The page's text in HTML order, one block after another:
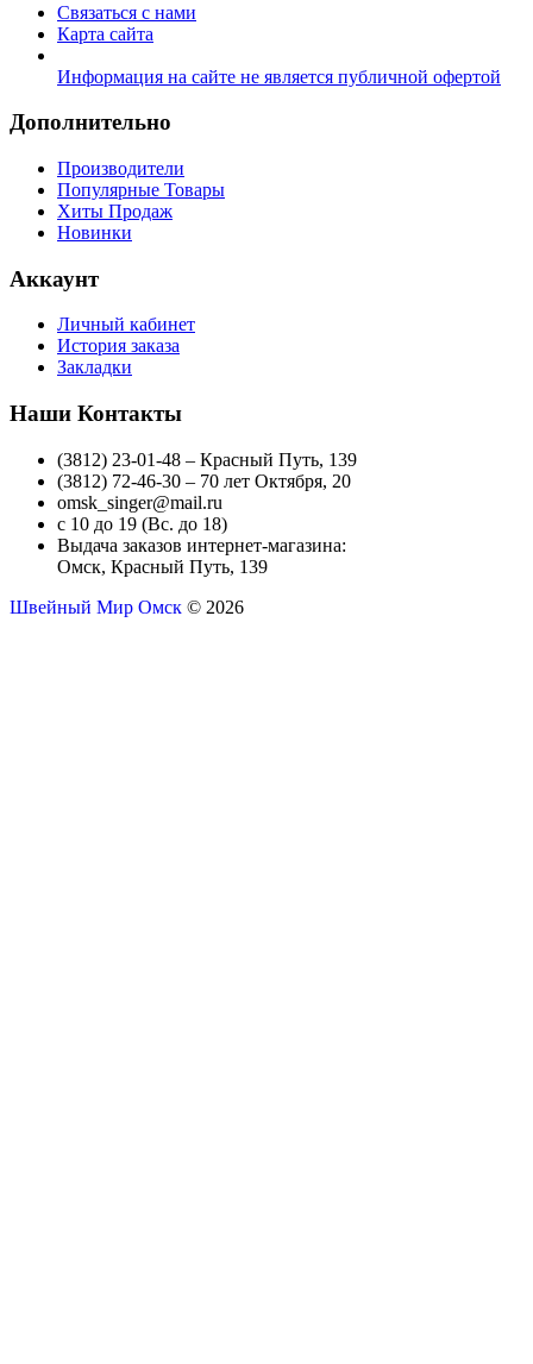
Связаться с нами
Карта сайта
Информация на сайте не является публичной офертой
Дополнительно
Производители
Популярные Товары
Хиты Продаж
Новинки
Аккаунт
Личный кабинет
История заказа
Закладки
Наши Контакты
(3812) 23-01-48 – Красный Путь, 139
(3812) 72-46-30 – 70 лет Октября, 20
omsk_singer@mail.ru
с 10 до 19 (Вс. до 18)
Выдача заказов интернет-магазина:
Омск, Красный Путь, 139
Швейный Мир Омск © 2026